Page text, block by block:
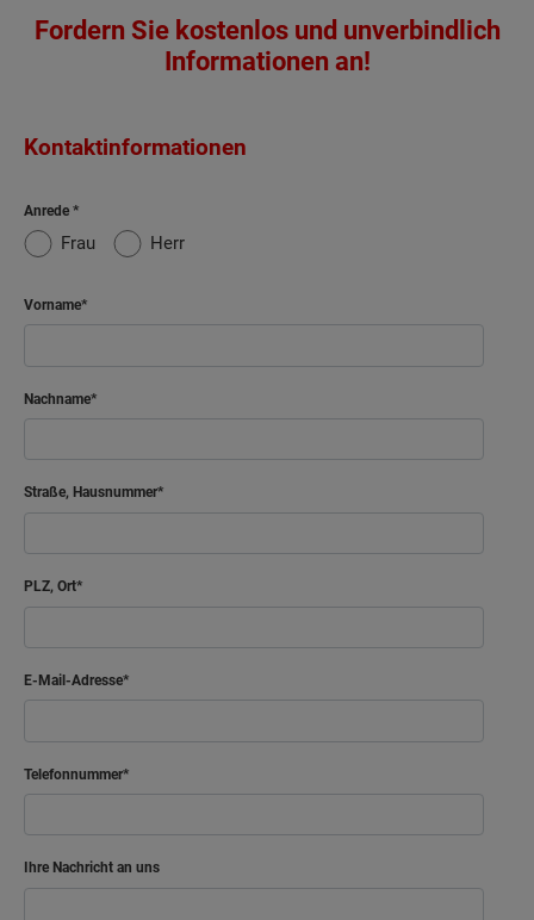
Fordern Sie kostenlos und unverbindlich
Informationen an!
Kontaktinformationen
Anrede
Frau Herr
Vorname
Nachname
Straße, Hausnummer
PLZ, Ort
E-Mail-Adresse
Telefonnummer
Ihre Nachricht an uns